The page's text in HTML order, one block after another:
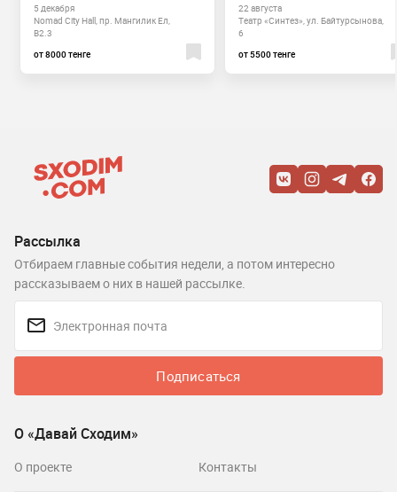
5 декабря
Nomad City Hall, пр. Мангилик Ел,
B2.3
от 8000 тенге
22 августа
Театр «Синтез», ул. Байтурсынова,
6
от 5500 тенге
Рассылка
Отбираем главные события недели, а потом интересно
рассказываем о них в нашей рассылке.
Подписаться
О «Давай Сходим»
О проекте Контакты